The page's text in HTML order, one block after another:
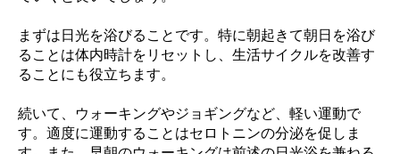
まずは日光を浴びることです。特に朝起きて朝日を浴び
ることは体内時計をリセットし、生活サイクルを改善す
ることにも役立ちます。
続いて、ウォーキングやジョギングなど、軽い運動で
す。適度に運動することはセロトニンの分泌を促しま